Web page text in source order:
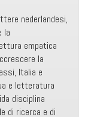
nederlandesi,
la
empatica
la
Italia e
e letteratura
disciplina
di ricerca e di